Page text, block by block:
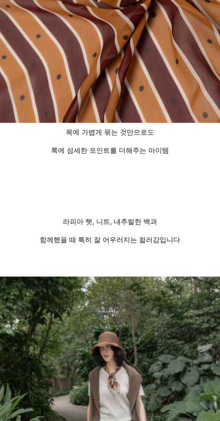
목에 가볍게 묶는 것만으로도
룩에 섬세한 포인트를 더해주는 아이템
라피아 햇, 니트, 내추럴한 백과
함께했을 때 특히 잘 어우러지는 컬러감입니다